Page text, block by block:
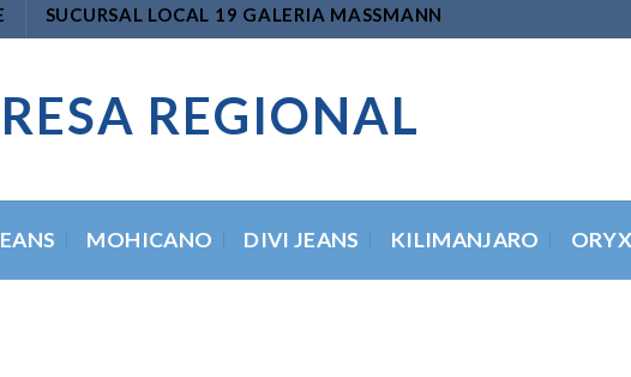
SUCURSAL LOCAL 19 GALERIA MASSMANN
REGIONAL
MOHICANO DIVI JEANS KILIMANJARO ORYX